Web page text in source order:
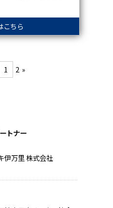
こちら
1 2 »
トナー
伊万里 株式会社